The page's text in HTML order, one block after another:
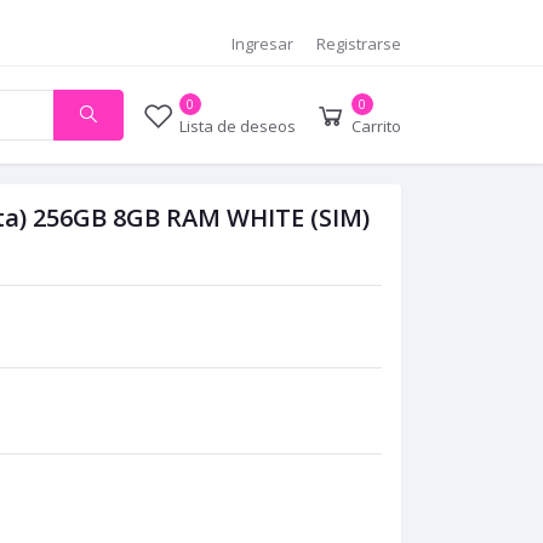
Ingresar Registrarse
0
Lista de deseos
0
Carrito
256GB 8GB RAM WHITE (SIM)